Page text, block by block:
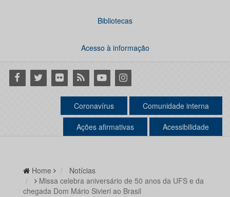
Bibliotecas
Acesso à informação
Facebook
Twitter Flickr RSS YoutubeInstagram
Coronavírus Comunidade interna
Ações afirmativas Acessibilidade
Home
Notícias
Missa celebra aniversário de 50 anos da UFS e da
chegada Dom Mário Sivieri ao Brasil